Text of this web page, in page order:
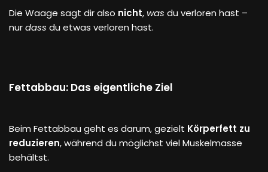
Die Waage sagt dir also nicht, was du verloren hast –
nurdass du etwas verloren hast.
Fettabbau: Das eigentliche Ziel
Beim Fettabbau geht es darum, gezielt Körperfett zu
reduzieren, während du möglichst viel Muskelmasse
behältst.